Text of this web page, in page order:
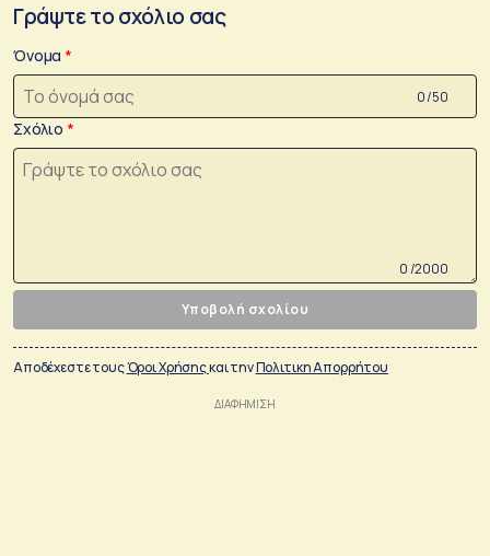
Γράψτε το σχόλιο σας
Όνομα
0 /50
Σχόλιο
0 /2000
Υποβολή σχολίου
Αποδέχεστε τουςΌροι Χρήσηςκαι τηνΠολιτικη Απορρήτου